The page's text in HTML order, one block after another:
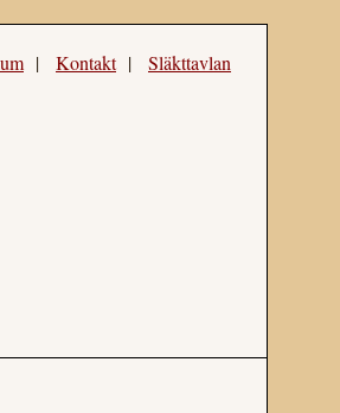
| Kontakt| Släkttavlan